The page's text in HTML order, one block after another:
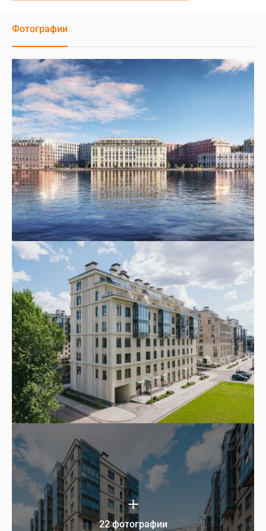
Фотографии
22 фотографии